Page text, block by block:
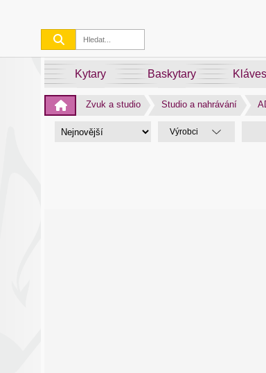
Kytary Baskytary
Zvuk a studio Studio a nahrávání
Výrobci